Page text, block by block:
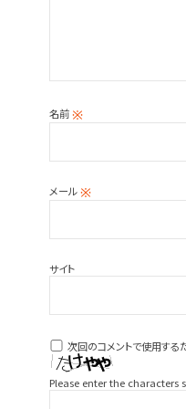
名前※
メール※
サイト
次回のコメントで使用する
Please enter the characters